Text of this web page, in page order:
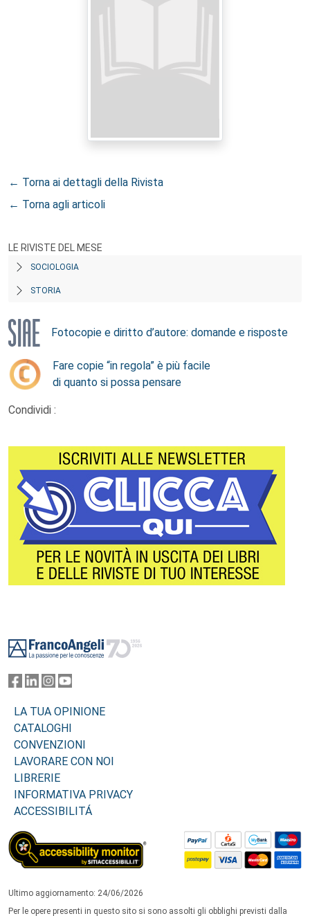
← Torna ai dettagli della Rivista
← Torna agli articoli
LE RIVISTE DEL MESE
SOCIOLOGIA
STORIA
Fotocopie e diritto d’autore: domande e risposte
Fare copie “in regola” è più facile
di quanto si possa pensare
Condividi :
LA TUA OPINIONE
CATALOGHI
CONVENZIONI
LAVORARE CON NOI
LIBRERIE
INFORMATIVA PRIVACY
ACCESSIBILITÁ
Ultimo aggiornamento: 24/06/2026
Per le opere presenti in questo sito si sono assolti gli obblighi previsti dalla